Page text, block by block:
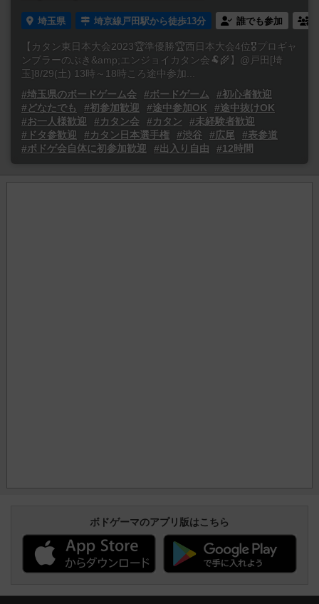
埼玉県 埼京線戸田駅から徒歩13分 誰でも参加
【カタン東日本大会2023🏆準優勝🏆西日本大会4位🎖プロギャ
ンブラーのぶき&amp;エンジョイカタン会🐏🌾】@戸田[埼
玉]8/29(土) 13時～18時ころ途中参加...
#埼玉県のボードゲーム会
#ボードゲーム
#初心者歓迎
#どなたでも
#初参加歓迎 #途中参加OK
#途中抜けOK
#お一人様歓迎
#カタン会 #カタン
#未経験者歓迎
#ドタ参歓迎
#カタン日本選手権 #渋谷 #広尾
#表参道
#ボドゲ会自体に初参加歓迎
#出入り自由 #12時間
ボドゲーマのアプリ版はこちら